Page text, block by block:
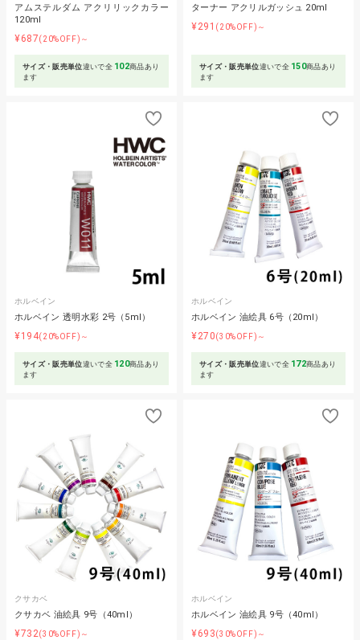
アムステルダム アクリリックカラー
120ml
¥687(20%OFF)～
サイズ・販売単位違いで全 102商品あり
ます
ターナー アクリルガッシュ 20ml
¥291 (20%OFF)～
サイズ・販売単位違いで全 150商品あり
ます
ホルベイン
ホルベイン 透明水彩 2号（5ml）
¥194(20%OFF)～
サイズ・販売単位違いで全 120商品あり
ます
ホルベイン
ホルベイン 油絵具 6号（20ml）
¥270(30%OFF)～
サイズ・販売単位違いで全 172商品あり
ます
クサカベ
クサカベ 油絵具 9号（40ml）
¥732(30%OFF)～
ホルベイン
ホルベイン 油絵具 9号（40ml）
¥693(30%OFF)～